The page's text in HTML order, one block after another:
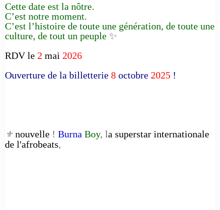
Cette date est la nôtre.
C’est notre moment.
C’est l’histoire de toute une génération, de toute une
culture, de tout un peuple ✨
RDV le 2 mai 2026
Ouverture de la billetterie 8 octobre 2025 !
⚜️ nouvelle ! Burna Boy, la superstar internationale
de l'afrobeats,